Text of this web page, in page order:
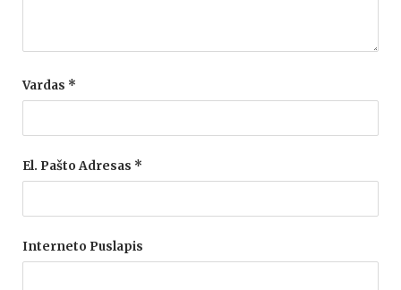
Vardas *
El. Pašto Adresas *
Interneto Puslapis